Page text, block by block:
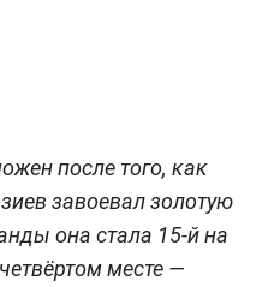
после того, как
завоевал золотую
она стала 15-й на
месте —